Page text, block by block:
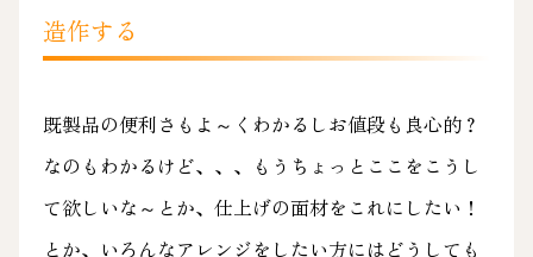
造作する
既製品の便利さもよ～くわかるしお値段も良心的？
なのもわかるけど、、、もうちょっとここをこうし
て欲しいな～とか、仕上げの面材をこれにしたい！
とか、いろんなアレンジをしたい方にはどうしても